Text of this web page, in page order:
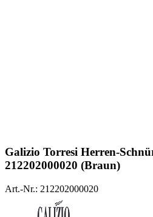
Galizio Torresi Herren-
212202000020 (Braun)
Art.-Nr.: 212202000020